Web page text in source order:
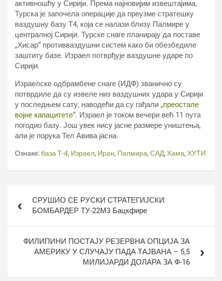
активношћу у Сирији. Према најновијим извештајима,
Турска је започела операције да преузме стратешку
ваздушну базу Т4, која се налази близу Палмире у
централној Сирији. Турске снаге планирају да поставе
„Хисар“ противваздушни систем како би обезбедиле
заштиту базе. Израел потврђује ваздушне ударе по
Сирији.
Израелске одбрамбене снаге (ИДФ) званично су
потврдиле да су извеле низ ваздушних удара у Сирији
у последњем сату, наводећи да су гађали „преостале
војне капацитете“. Израел је током вечери већ 11 пута
погодио базу. Још увек нису јасне размере уништења,
али је порука Тел Авива јасна.
Ознаке:база Т-4, Израел, Иран, Палмира, САД, Хама, ХУТИ
чланкаСРУШИО СЕ РУСКИ СТРАТЕГИЈСКИ
БОМБАРДЕР ТУ-22М3 Бацкфире
ФИЛИПИНИ ПОСТАЈУ РЕЗЕРВНА ОПЦИЈА ЗА
АМЕРИКУ У СЛУЧАЈУ ПАДА ТАЈВАНА – 5,5
МИЛИЈАРДИ ДОЛАРА ЗА Ф-16